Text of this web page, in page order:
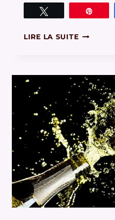
LIRE LA SUITECOMMENT
DE
FAÇON
GÉNIALE